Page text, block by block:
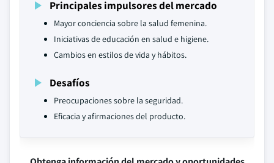
Principales impulsores del mercado
Mayor conciencia sobre la salud femenina.
Iniciativas de educación en salud e higiene.
Cambios en estilos de vida y hábitos.
Desafíos
Preocupaciones sobre la seguridad.
Eficacia y afirmaciones del producto.